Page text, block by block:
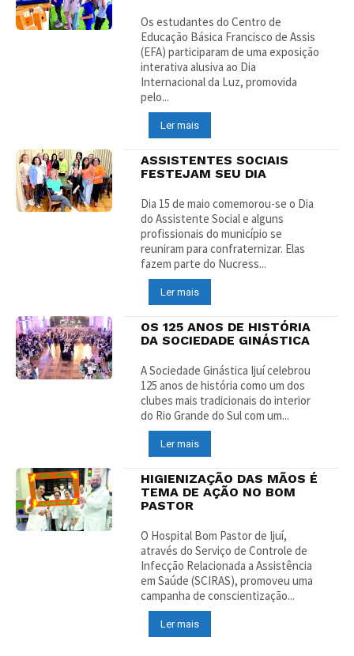
Os estudantes do Centro de
Educação Básica Francisco de Assis
(EFA) participaram de uma exposição
interativa alusiva ao Dia
Internacional da Luz, promovida
pelo...
Ler mais
ASSISTENTES SOCIAIS
FESTEJAM SEU DIA
Dia 15 de maio comemorou-se o Dia
do Assistente Social e alguns
profissionais do município se
reuniram para confraternizar. Elas
fazem parte do Nucress...
Ler mais
OS 125 ANOS DE HISTÓRIA
DA SOCIEDADE GINÁSTICA
A Sociedade Ginástica Ijuí celebrou
125 anos de história como um dos
clubes mais tradicionais do interior
do Rio Grande do Sul com um...
Ler mais
HIGIENIZAÇÃO DAS MÃOS É
TEMA DE AÇÃO NO BOM
PASTOR
O Hospital Bom Pastor de Ijuí,
através do Serviço de Controle de
Infecção Relacionada a Assistência
em Saúde (SCIRAS), promoveu uma
campanha de conscientização...
Ler mais